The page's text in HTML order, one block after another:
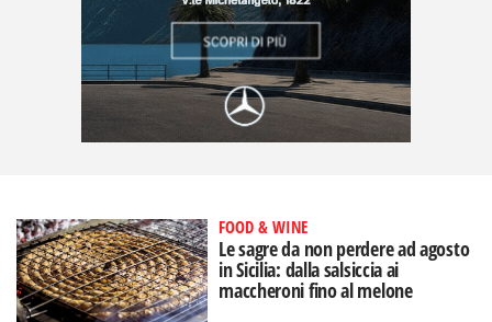
FOOD & WINE
Le sagre da non perdere ad agosto
in Sicilia: dalla salsiccia ai
maccheroni fino al melone